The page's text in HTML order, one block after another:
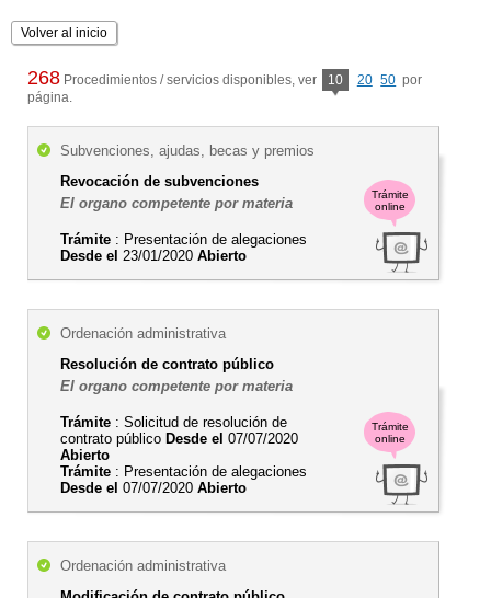
Volver al inicio
268 Procedimientos / servicios disponibles, ver 10 20 50 por
página.
Trámite
online
Subvenciones, ajudas, becas y premios
Revocación de subvenciones
El organo competente por materia
Trámite : Presentación de alegaciones
Desde el 23/01/2020 Abierto
Trámite
online
Ordenación administrativa
Resolución de contrato público
El organo competente por materia
Trámite : Solicitud de resolución de
contrato público Desde el 07/07/2020
Abierto
Trámite : Presentación de alegaciones
Desde el 07/07/2020 Abierto
Ordenación administrativa